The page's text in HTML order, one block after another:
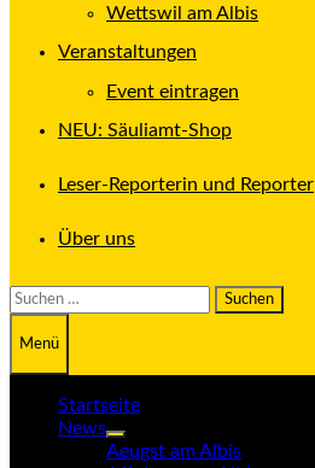
Wettswil am Albis
Veranstaltungen
Event eintragen
NEU: Säuliamt-Shop
Leser-Reporterin und Reporter
Über uns
Suchen
nach:
Menü
Startseite
News
Untermenü
anzeigen
Aeugst am Albis